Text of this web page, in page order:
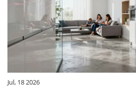
Jul, 18 2026